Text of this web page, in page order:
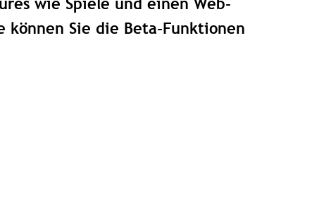
wie Spiele und einen Web-
können Sie die Beta-Funktionen